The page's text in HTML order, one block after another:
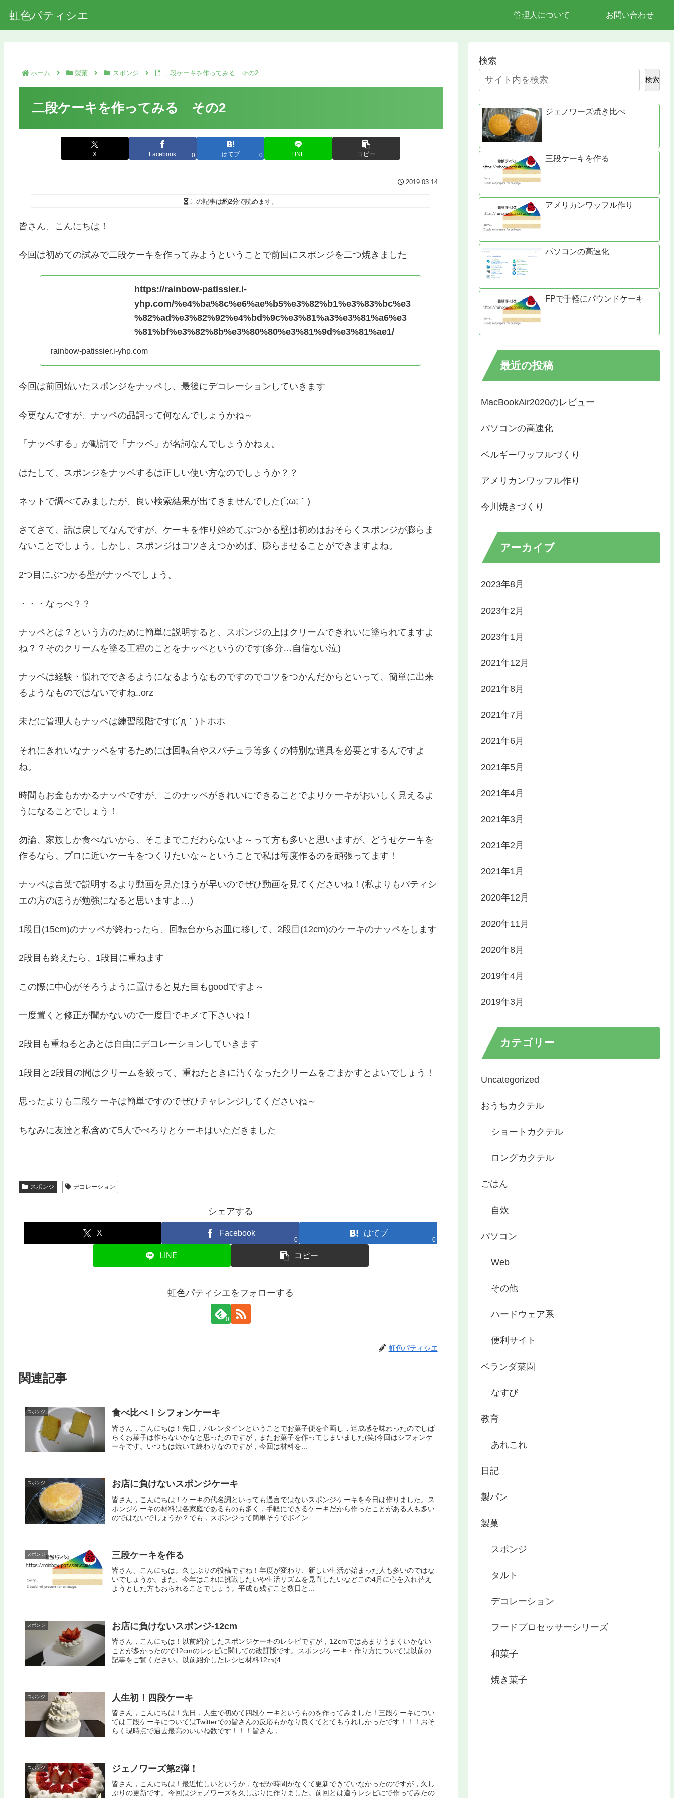
虹色パティシエ 管理人について お問い合わせ
ホーム 製菓 スポンジ 二段ケーキを作ってみる その2
二段ケーキを作ってみる その2
X Facebook 0 はてブ 0 LINE コピー
2019.03.14
この記事は約2分で読めます。
皆さん、こんにちは！
今回は初めての試みで二段ケーキを作ってみようということで前回にスポンジを二つ焼きました
https://rainbow-patissier.i-
yhp.com/%e4%ba%8c%e6%ae%b5%e3%82%b1%e3%83%bc%e3
%82%ad%e3%82%92%e4%bd%9c%e3%81%a3%e3%81%a6%e3
%81%bf%e3%82%8b%e3%80%80%e3%81%9d%e3%81%ae1/
rainbow-patissier.i-yhp.com
今回は前回焼いたスポンジをナッペし、最後にデコレーションしていきます
今更なんですが、ナッペの品詞って何なんでしょうかね～
「ナッペする」が動詞で「ナッペ」が名詞なんでしょうかねぇ。
はたして、スポンジをナッペするは正しい使い方なのでしょうか？？
ネットで調べてみましたが、良い検索結果が出てきませんでした(´;ω;｀)
さてさて、話は戻してなんですが、ケーキを作り始めてぶつかる壁は初めはおそらくスポンジが膨らま
ないことでしょう。しかし、スポンジはコツさえつかめば、膨らませることができますよね。
2つ目にぶつかる壁がナッペでしょう。
・・・なっぺ？？
ナッペとは？という方のために簡単に説明すると、スポンジの上はクリームできれいに塗られてますよ
ね？？そのクリームを塗る工程のことをナッペというのです(多分…自信ない泣)
ナッペは経験・慣れでできるようになるようなものですのでコツをつかんだからといって、簡単に出来
るようなものではないですね..orz
未だに管理人もナッペは練習段階です(;´д｀)トホホ
それにきれいなナッペをするためには回転台やスパチュラ等多くの特別な道具を必要とするんですよ
ね。
時間もお金もかかるナッペですが、このナッペがきれいにできることでよりケーキがおいしく見えるよ
うになることでしょう！
勿論、家族しか食べないから、そこまでこだわらないよ～って方も多いと思いますが、どうせケーキを
作るなら、プロに近いケーキをつくりたいな～ということで私は毎度作るのを頑張ってます！
ナッペは言葉で説明するより動画を見たほうが早いのでぜひ動画を見てくださいね！(私よりもパティシ
エの方のほうが勉強になると思いますよ…)
1段目(15cm)のナッペが終わったら、回転台からお皿に移して、2段目(12cm)のケーキのナッペをします
2段目も終えたら、1段目に重ねます
この際に中心がそろうように置けると見た目もgoodですよ～
一度置くと修正が聞かないので一度目でキメて下さいね！
2段目も重ねるとあとは自由にデコレーションしていきます
1段目と2段目の間はクリームを絞って、重ねたときに汚くなったクリームをごまかすとよいでしょう！
思ったよりも二段ケーキは簡単ですのでぜひチャレンジしてくださいね～
ちなみに友達と私含めて5人でぺろりとケーキはいただきました
スポンジ デコレーション
シェアする
X Facebook
0
はてブ
0
LINE コピー
虹色パティシエをフォローする
0
虹色パティシエ
関連記事
スポンジ 食べ比べ！シフォンケーキ
皆さん，こんにちは！先日，バレンタインということでお菓子便を企画し，達成感を味わったのでしば
らくお菓子は作らないかなと思ったのですが，またお菓子を作ってしまいました(笑)今回はシフォンケ
ーキです。いつもは焼いて終わりなのですが，今回は材料を...
スポンジ お店に負けないスポンジケーキ
皆さん，こんにちは！ケーキの代名詞といっても過言ではないスポンジケーキを今日は作りました。ス
ポンジケーキの材料は各家庭であるものも多く，手軽にできるケーキだから作ったことがある人も多い
のではないでしょうか？でも，スポンジって簡単そうでポイン...
スポンジ 三段ケーキを作る
皆さん、こんにちは。久しぶりの投稿ですね！年度が変わり、新しい生活が始まった人も多いのではな
いでしょうか。また、今年はこれに挑戦したいや生活リズムを見直したいなどこの4月に心を入れ替え
ようとした方もおられることでしょう。平成も残すこと数日と...
スポンジ お店に負けないスポンジ-12cm
皆さん，こんにちは！以前紹介したスポンジケーキのレシピですが，12cmではあまりうまくいかない
ことが多かったので12cmのレシピに関しての改訂版です。スポンジケーキ・作り方については以前の
記事をご覧ください。以前紹介したレシピ材料12㎝(4...
スポンジ 人生初！四段ケーキ
皆さん，こんにちは！先日，人生で初めて四段ケーキというものを作ってみました！三段ケーキについ
ては二段ケーキについてはTwitterでの皆さんの反応もかなり良くてとてもうれしかったです！！！おそ
らく現時点で過去最高のいいね数です！！！皆さん，...
スポンジ ジェノワーズ第2弾！
皆さん，こんにちは！最近忙しいというか，なぜか時間がなくて更新できていなかったのですが，久し
ぶりの更新です。今回はジェノワーズを久しぶりに作りました。前回とは違うレシピにで作ってみたの
検索
検索
ジェノワーズ焼き比べ
三段ケーキを作る
アメリカンワッフル作り
パソコンの高速化
FPで手軽にパウンドケーキ
最近の投稿
MacBookAir2020のレビュー
パソコンの高速化
ベルギーワッフルづくり
アメリカンワッフル作り
今川焼きづくり
アーカイブ
2023年8月
2023年2月
2023年1月
2021年12月
2021年8月
2021年7月
2021年6月
2021年5月
2021年4月
2021年3月
2021年2月
2021年1月
2020年12月
2020年11月
2020年8月
2019年4月
2019年3月
カテゴリー
Uncategorized
おうちカクテル
ショートカクテル
ロングカクテル
ごはん
自炊
パソコン
Web
その他
ハードウェア系
便利サイト
ベランダ菜園
なすび
教育
あれこれ
日記
製パン
製菓
スポンジ
タルト
デコレーション
フードプロセッサーシリーズ
和菓子
焼き菓子